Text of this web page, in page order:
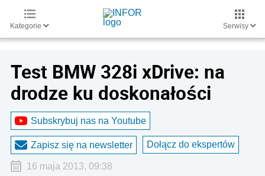
Kategorie Serwisy
Test BMW 328i xDrive: na
drodze ku doskonałości
Subskrybuj nas na Youtube
Zapisz się na newsletter Dołącz do ekspertów
16 maja 2013, 09:38